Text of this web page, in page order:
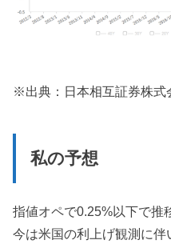
※出典：日本相互証券株式
私の予想
指値オペで0.25%以下で推
今は米国の利上げ観測に